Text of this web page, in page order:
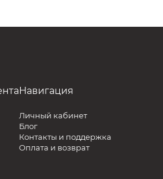
Навигация
Личный кабинет
Блог
Контакты и поддержка
Оплата и возврат